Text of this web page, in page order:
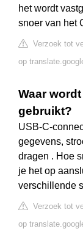
het wordt
snoer van het
Verzoek tot
op
Waar
gebruikt?
USB-C-
gegevens,
dragen . Hoe
je het op
verschillende
Verzoek tot
op